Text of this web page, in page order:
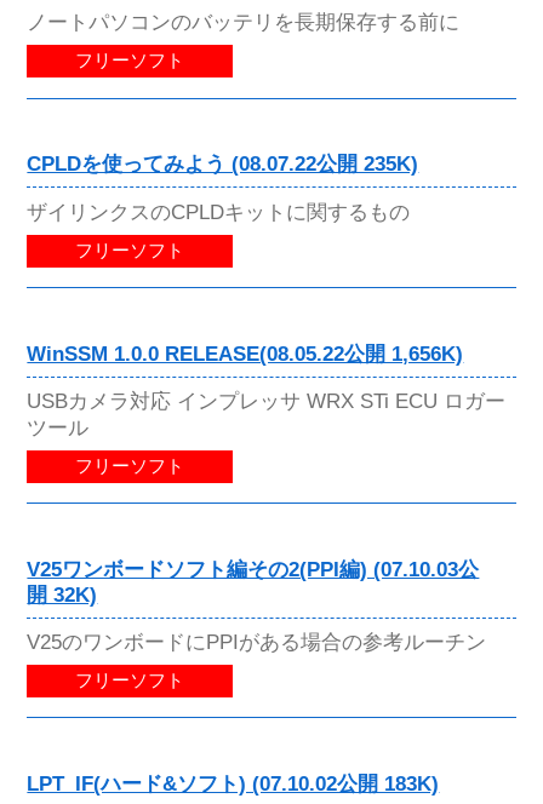
ノートパソコンのバッテリを長期保存する前に
フリーソフト
CPLDを使ってみよう (08.07.22公開 235K)
ザイリンクスのCPLDキットに関するもの
フリーソフト
WinSSM 1.0.0 RELEASE(08.05.22公開 1,656K)
USBカメラ対応 インプレッサ WRX STi ECU ロガー
ツール
フリーソフト
V25ワンボードソフト編その2(PPI編) (07.10.03公
開 32K)
V25のワンボードにPPIがある場合の参考ルーチン
フリーソフト
LPT_IF(ハード&ソフト) (07.10.02公開 183K)